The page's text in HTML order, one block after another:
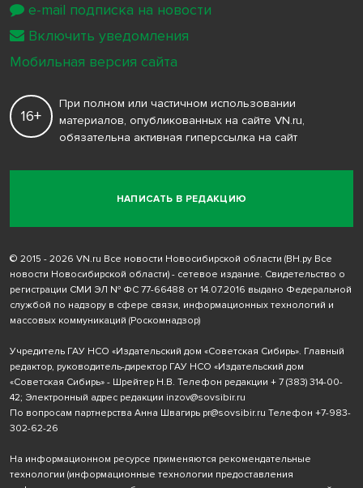
НАПИСАТЬ В РЕДАКЦИЮ
16+
При полном или частичном использовании
материалов, опубликованных на сайте VN.ru,
обязательна активная гиперссылка на сайт
© 2015 - 2026 VN.ru Все новости Новосибирской области (ВН.ру Все
новости Новосибирской области) - сетевое издание. Свидетельство о
регистрации СМИ ЭЛ № ФС 77-66488 от 14.07.2016 выдано Федеральной
службой по надзору в сфере связи, информационных технологий и
массовых коммуникаций (Роскомнадзор)
Учредитель ГАУ НСО «Издательский дом «Советская Сибирь». Главный
редактор, руководитель-директор ГАУ НСО «Издательский дом
«Советская Сибирь» - Шрейтер Н.В. Телефон редакции + 7 (383) 314-00-
42; Электронный адрес редакции inzov@sovsibir.ru
По вопросам партнерства Анна Швагирь pr@sovsibir.ru Телефон +7-983-
302-62-26
На информационном ресурсе применяются рекомендательные
технологии (информационные технологии предоставления
e-mail подписка на новости
Включить уведомления
Мобильная версия сайта